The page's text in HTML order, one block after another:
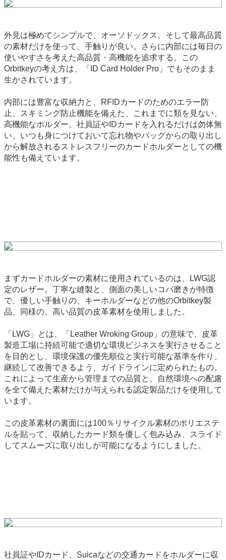
外見は極めてシンプルで、オーソドックス。そして最高品質
の素材だけを使って、手触りが良い。さらに内部には毎日の
使いやすさを考えた高品質・高機能を追求する。この
Orbitkeyの考え方は、「ID Card Holder Pro」でもそのまま
生かされています。
内部には豊富な収納力と、RFIDカードのためのエラー防
止、スキミング防止機能を備えた、これまでに類を見ない、
高機能なホルダー。社員証やIDカードを入れるだけは勿体無
い、いつも身につけておいて忘れ物やバッグからの取り出し
から解放されるストレスフリーのカードホルダーとしての機
能性も備えています。
まずカードホルダーの素材に使用されているのは、LWG認
定のレザー。丁寧な縫製と、側面の美しいコバ磨きが特徴
で、優しい手触りの、キーホルダーなどの他のOrbitkey製
品、同様の、高い品質の皮革素材を使用しました。
「LWG」とは、「Leather Wroking Group」の意味で、皮革
製造工場に持続可能で適切な環境ビジネスを実行させること
を目的とし、環境保護の優先順位と実行可能な基準を作り、
継続して改善できるよう、ガイドラインに定められたもの。
これによって生産から管理までの品質と、自然環境への配慮
を全て備えた素材だけが与えられる認定製品だけを使用して
います。
この皮革素材の裏面には100％リサイクル素材のポリエステ
ルを貼って、収納したカード類を優しく包み込み、スライド
してスムーズに取り出しが可能になるようにしました。
社員証やIDカード、Suicaなどの交通カードをホルダーに収